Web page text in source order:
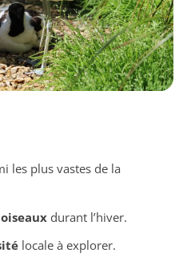
les plus vastes de la
durant l’hiver.
locale à explorer.